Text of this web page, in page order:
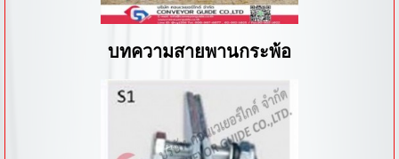
บทความสายพานกระพ้อ